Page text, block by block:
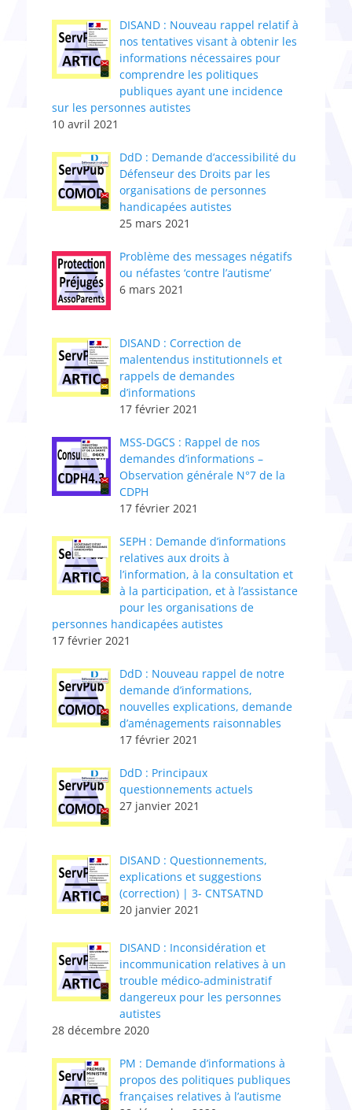
DISAND : Nouveau rappel relatif à
nos tentatives visant à obtenir les
informations nécessaires pour
comprendre les politiques
publiques ayant une incidence
sur les personnes autistes
10 avril 2021
DdD : Demande d’accessibilité du
Défenseur des Droits par les
organisations de personnes
handicapées autistes
25 mars 2021
Problème des messages négatifs
ou néfastes ‘contre l’autisme’
6 mars 2021
DISAND : Correction de
malentendus institutionnels et
rappels de demandes
d’informations
17 février 2021
MSS-DGCS : Rappel de nos
demandes d’informations –
Observation générale N°7 de la
CDPH
17 février 2021
SEPH : Demande d’informations
relatives aux droits à
l’information, à la consultation et
à la participation, et à l’assistance
pour les organisations de
personnes handicapées autistes
17 février 2021
DdD : Nouveau rappel de notre
demande d’informations,
nouvelles explications, demande
d’aménagements raisonnables
17 février 2021
DdD : Principaux
questionnements actuels
27 janvier 2021
DISAND : Questionnements,
explications et suggestions
(correction) | 3- CNTSATND
20 janvier 2021
DISAND : Inconsidération et
incommunication relatives à un
trouble médico-administratif
dangereux pour les personnes
autistes
28 décembre 2020
PM : Demande d’informations à
propos des politiques publiques
françaises relatives à l’autisme